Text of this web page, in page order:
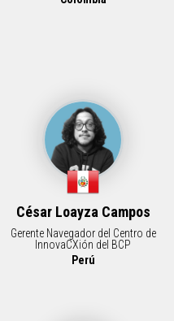
César Loayza Campos
Gerente Navegador del Centro de
InnovaCXión del BCP
Perú